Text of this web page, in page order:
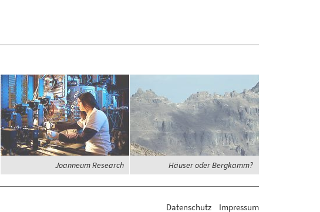
Joanneum Research Häuser oder Bergkamm?
Datenschutz Impressum